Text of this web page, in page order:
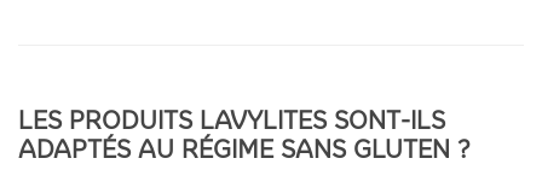
LES PRODUITS LAVYLITES SONT-ILS
ADAPTÉS AU RÉGIME SANS GLUTEN ?